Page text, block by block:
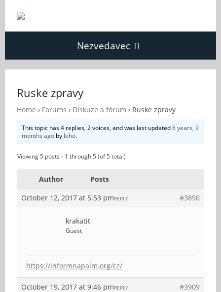
Nezvedavec
Fórum
Ruske zpravy
Home › Forums › Diskuze a fórum › Ruske zpravy
This topic has 4 replies, 2 voices, and was last updated8 years, 9
months ago by leho.
Viewing 5 posts - 1 through 5 (of 5 total)
Author
Posts
October 12, 2017 at 5:53 pm
#3850
REPLY
krakatit
Guest
https://informnapalm.org/cz/
October 19, 2017 at 9:46 pm #3909
REPLY